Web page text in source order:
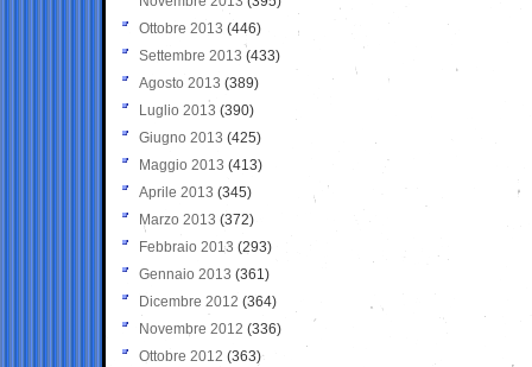
Ottobre 2013 (446)
Settembre 2013 (433)
Agosto 2013 (389)
Luglio 2013 (390)
Giugno 2013 (425)
Maggio 2013 (413)
Aprile 2013 (345)
Marzo 2013 (372)
Febbraio 2013 (293)
Gennaio 2013 (361)
Dicembre 2012 (364)
Novembre 2012 (336)
Ottobre 2012 (363)